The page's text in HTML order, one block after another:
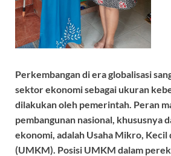
Perkembangan di era globalisasi
sektor ekonomi sebagai ukuran
dilakukan oleh pemerintah. Peran
pembangunan nasional, khususnya
ekonomi, adalah Usaha Mikro, Kecil
(UMKM). Posisi UMKM dalam